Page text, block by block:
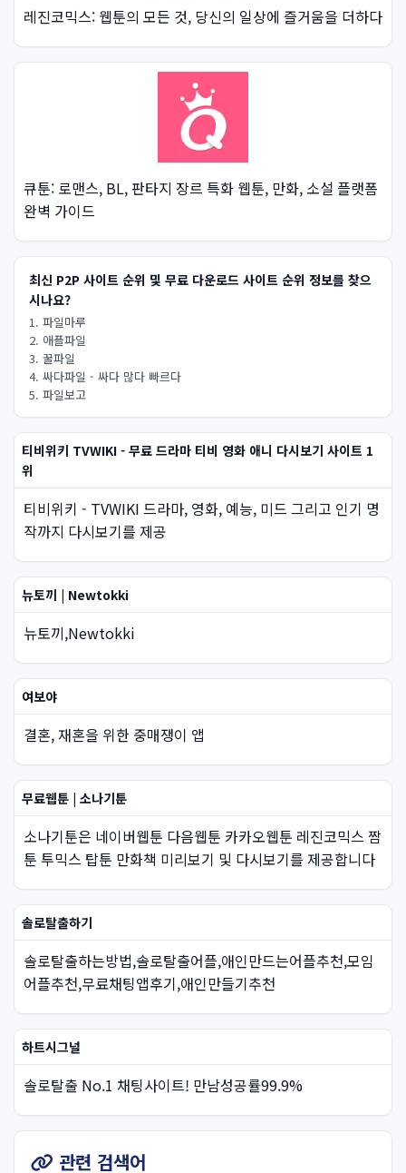
레진코믹스: 웹툰의 모든 것, 당신의 일상에 즐거움을 더하다
큐툰: 로맨스, BL, 판타지 장르 특화 웹툰, 만화, 소설 플랫폼
완벽 가이드
최신 P2P 사이트 순위 및 무료 다운로드 사이트 순위 정보를 찾으
시나요?
1. 파일마루
2. 애플파일
3. 꿀파일
4. 싸다파일 - 싸다 많다 빠르다
5. 파일보고
티비위키 TVWIKI - 무료 드라마 티비 영화 애니 다시보기 사이트 1
위
티비위키 - TVWIKI 드라마, 영화, 예능, 미드 그리고 인기 명
작까지 다시보기를 제공
뉴토끼 | Newtokki
뉴토끼,Newtokki
여보야
결혼, 재혼을 위한 중매쟁이 앱
무료웹툰 | 소나기툰
소나기툰은 네이버웹툰 다음웹툰 카카오웹툰 레진코믹스 짬
툰 투믹스 탑툰 만화책 미리보기 및 다시보기를 제공합니다
솔로탈출하기
솔로탈출하는방법,솔로탈출어플,애인만드는어플추천,모임
어플추천,무료채팅앱후기,애인만들기추천
하트시그널
솔로탈출 No.1 채팅사이트! 만남성공률99.9%
관련 검색어